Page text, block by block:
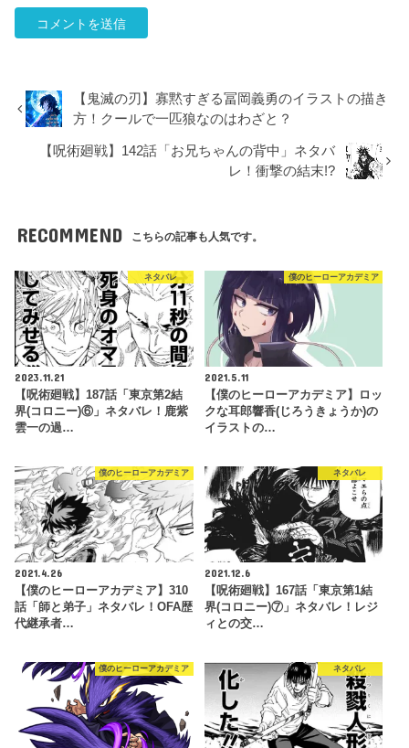
【鬼滅の刃】寡黙すぎる冨岡義勇のイラストの描き
方！クールで一匹狼なのはわざと？
【呪術廻戦】142話「お兄ちゃんの背中」ネタバ
レ！衝撃の結末!?
RECOMMEND こちらの記事も人気です。
ネタバレ
2023.11.21
【呪術廻戦】187話「東京第2結
界(コロニー)⑥」ネタバレ！鹿紫
雲一の過…
僕のヒーローアカデミア
2021.5.11
【僕のヒーローアカデミア】ロッ
クな耳郎響香(じろうきょうか)の
イラストの…
僕のヒーローアカデミア
2021.4.26
【僕のヒーローアカデミア】310
話「師と弟子」ネタバレ！OFA歴
代継承者…
ネタバレ
2021.12.6
【呪術廻戦】167話「東京第1結
界(コロニー)⑦」ネタバレ！レジ
ィとの交…
僕のヒーローアカデミア ネタバレ